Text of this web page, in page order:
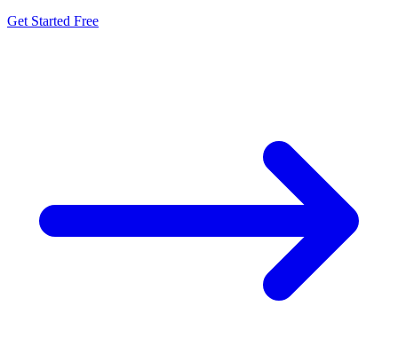
Get Started Free